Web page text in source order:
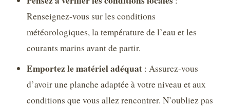
Renseignez-vous sur les conditions
météorologiques, la température de l’eau et les
courants marins avant de partir.
Emportez le matériel adéquat : Assurez-vous
d’avoir une planche adaptée à votre niveau et aux
conditions que vous allez rencontrer. N’oubliez pas